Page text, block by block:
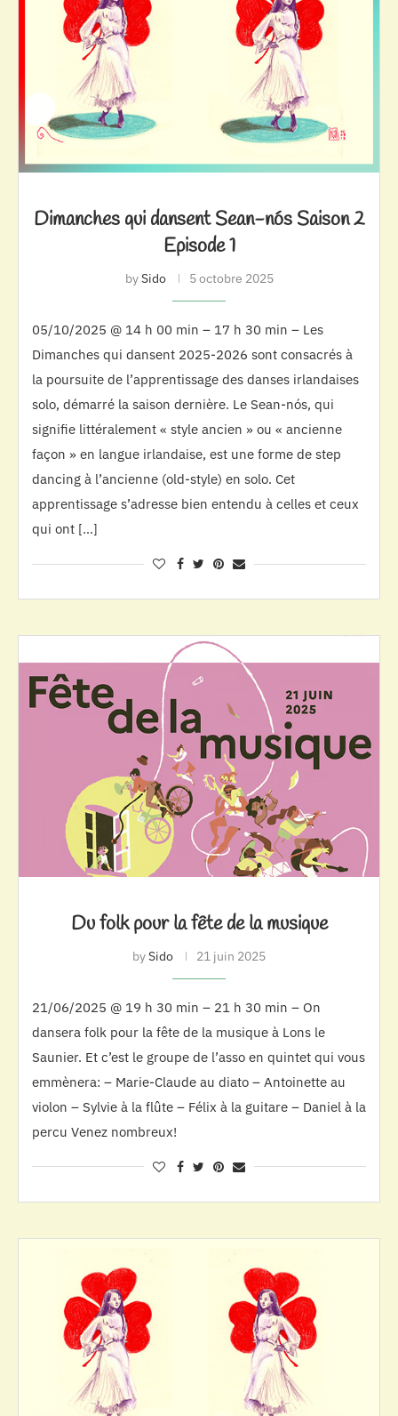
Dimanches qui dansent Sean-nós Saison 2
Episode 1
bySido 5 octobre 2025
05/10/2025 @ 14 h 00 min – 17 h 30 min – Les
Dimanches qui dansent 2025-2026 sont consacrés à
la poursuite de l’apprentissage des danses irlandaises
solo, démarré la saison dernière. Le Sean-nós, qui
signifie littéralement « style ancien » ou « ancienne
façon » en langue irlandaise, est une forme de step
dancing à l’ancienne (old-style) en solo. Cet
apprentissage s’adresse bien entendu à celles et ceux
qui ont […]
Du folk pour la fête de la musique
bySido 21 juin 2025
21/06/2025 @ 19 h 30 min – 21 h 30 min – On
dansera folk pour la fête de la musique à Lons le
Saunier. Et c’est le groupe de l’asso en quintet qui vous
emmènera: – Marie-Claude au diato – Antoinette au
violon – Sylvie à la flûte – Félix à la guitare – Daniel à la
percu Venez nombreux!